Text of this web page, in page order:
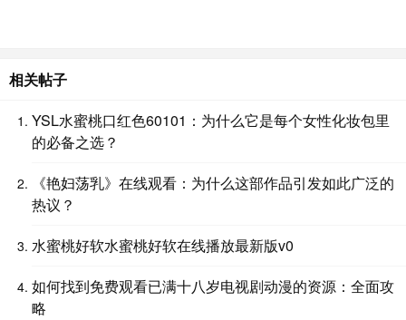
相关帖子
YSL水蜜桃口红色60101：为什么它是每个女性化妆包里
的必备之选？
《艳妇荡乳》在线观看：为什么这部作品引发如此广泛的
热议？
水蜜桃好软水蜜桃好软在线播放最新版v0
如何找到免费观看已满十八岁电视剧动漫的资源：全面攻
略